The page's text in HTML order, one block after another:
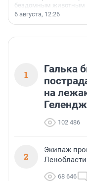
бездомным животным
заключили соглашение
6 августа, 12:26
1
Галька
на
102 486
2
Экипаж
68 646